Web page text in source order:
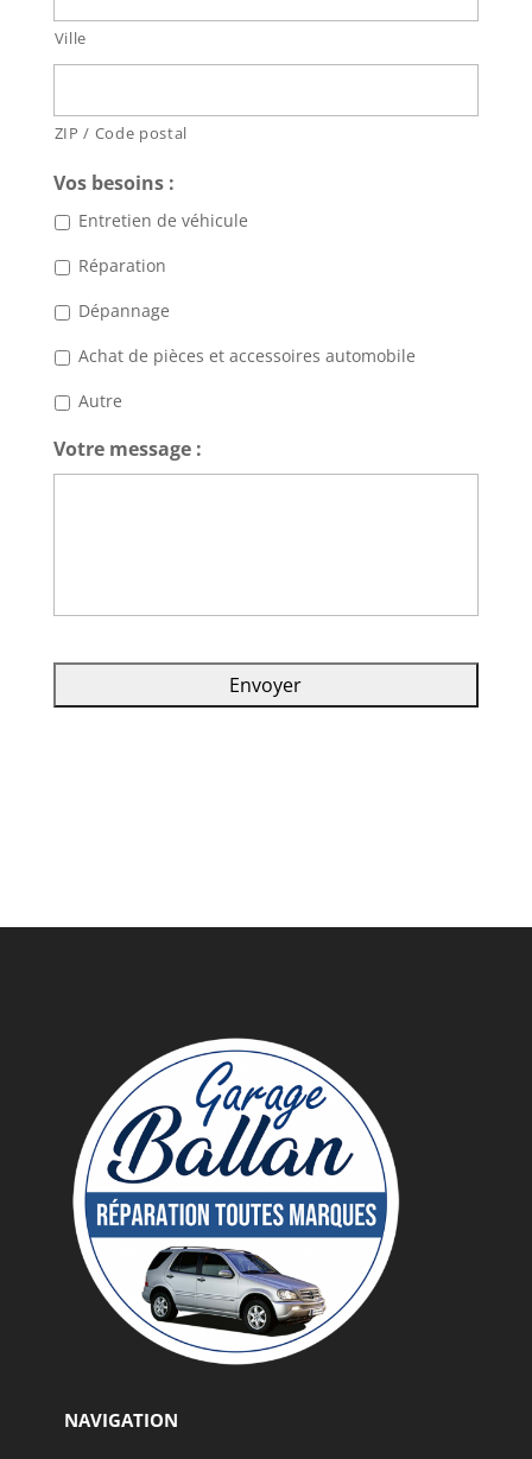
Ville
ZIP / Code postal
Vos besoins :
Entretien de véhicule
Réparation
Dépannage
Achat de pièces et accessoires automobile
Autre
Votre message :
NAVIGATION